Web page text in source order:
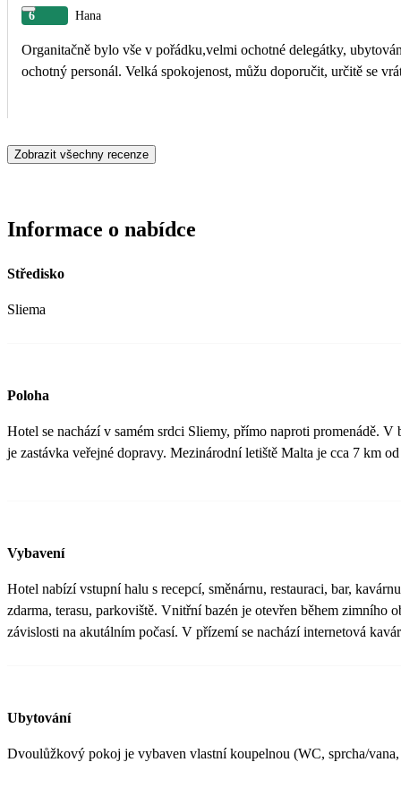
6 Hana
Organitačně bylo vše v pořádku,velmi ochotné delegátky,
ochotný personál. Velká spokojenost, můžu doporučit, určitě se
Zobrazit všechny recenze
Informace o nabídce
Středisko
Sliema
Poloha
Hotel se nachází v samém srdci Sliemy, přímo naproti promenádě.
je zastávka veřejné dopravy. Mezinárodní letiště Malta je cca 7 km
Vybavení
Hotel nabízí vstupní halu s recepcí, směnárnu, restauraci, bar,
zdarma, terasu, parkoviště. Vnitřní bazén je otevřen během zimního
závislosti na akutálním počasí. V přízemí se nachází internetová
Ubytování
Dvoulůžkový pokoj je vybaven vlastní koupelnou (WC, sprcha/